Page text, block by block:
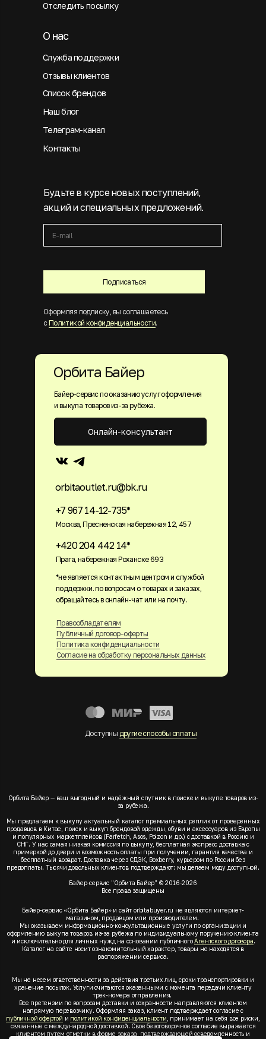
Подписаться
Будьте в курсе новых поступлений,
акций и специальных предложений.
Оформляя подписку, вы соглашаетесь
с Политикой конфиденциальности.
Отследить посылку
Служба поддержки
О нас
Отзывы клиентов
Список брендов
Наш блог
Телеграм-канал
Контакты
Байер-сервис по оказанию услуг оформления
и выкупа товаров из-за рубежа.
+7 967 14-12-735*
Москва, Пресненская набережная 12, 457
+420 204 442 14*
Прага, набережная Роханске 693
orbitaoutlet.ru@bk.ru
Правообладателям
Публичный договор-оферты
Политика конфиденциальности
Согласие на обработку персональных данных
Онлайн-консультант
Орбита Байер
Доступны другие способы оплаты
*не является контактным центром и службой
поддержки. по вопросам о товарах и заказах,
обращайтесь в онлайн-чат или на почту.
Орбита Байер — ваш выгодный и надёжный спутник в поиске и выкупе товаров из-
за рубежа.
Мы предлагаем к выкупу актуальный каталог премиальных реплик от проверенных
продавцов в Китае, поиск и выкуп брендовой одежды, обуви и аксессуаров из Европы
и популярных маркетплейсов (Farfetch, Asos, Poizon и др.) с доставкой в Россию и
СНГ. У нас самая низкая комиссия по выкупу, бесплатная экспресс доставка с
примеркой до двери и возможность оплаты при получении, гарантия качества и
бесплатный возврат. Доставка через СДЭК, Boxberry, курьером по России без
предоплаты. Тысячи довольных клиентов подтверждают: мы делаем моду доступной.
Байер-сервис "Орбита Байер" © 2016-2026
Все права защищены
Байер-сервис «Орбита Байер» и сайт orbitabuyer.ru не являются интернет-
магазином, продавцом или производителем.
Мы оказываем информационно-консультационные услуги по организации и
оформлению выкупа товаров из-за рубежа по индивидуальному поручению клиента
и исключительно для личных нужд на основании публичногоАгентского договора.
Каталог на сайте носит ознакомительный характер, товары не находятся в
распоряжении сервиса.
Мы не несем ответственности за действия третьих лиц, сроки транспортировки и
хранение посылок. Услуги считаются оказанными с момента передачи клиенту
трек-номера отправления.
Все претензии по вопросам доставки и сохранности направляются клиентом
напрямую перевозчику. Оформляя заказ, клиент подтверждает согласие с
публичной офертой и политикой конфиденциальности , принимает на себя все риски,
связанные с международной доставкой. Свое безоговорочное согласие выражается
клиентом путем отметки в форме заказа, подтверждающей осведомленность и